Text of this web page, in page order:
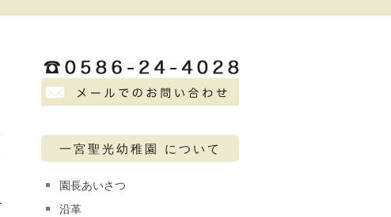
一宮聖光幼稚園 について
園長あいさつ
沿革